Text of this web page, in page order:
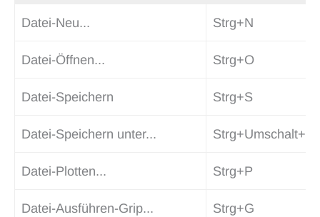
Datei-Neu... Strg+N
Datei-Öffnen... Strg+O
Datei-Speichern Strg+S
Datei-Speichern unter... Strg+Umschalt+A
Datei-Plotten... Strg+P
Datei-Ausführen-Grip... Strg+G